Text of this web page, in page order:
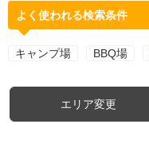
よく使われる検索条件
キャンプ場 BBQ場
エリア変更